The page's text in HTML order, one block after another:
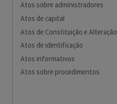
Atos sobre administradores
Atos de capital
Atos de Constituição e Alteração
Atos de identificação
Atos informativos
Atos sobre procedimentos